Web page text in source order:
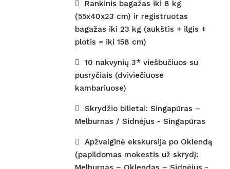
Rankinis bagažas iki 8 kg
(55x40x23 cm) ir registruotas
bagažas iki 23 kg (aukštis + ilgis +
plotis = iki 158 cm)
10 nakvynių 3* viešbučiuos su
pusryčiais (dviviečiuose
kambariuose)
Skrydžio bilietai: Singapūras –
Melburnas / Sidnėjus - Singapūras
Apžvalginė ekskursija po Oklendą
(papildomas mokestis už skrydį: